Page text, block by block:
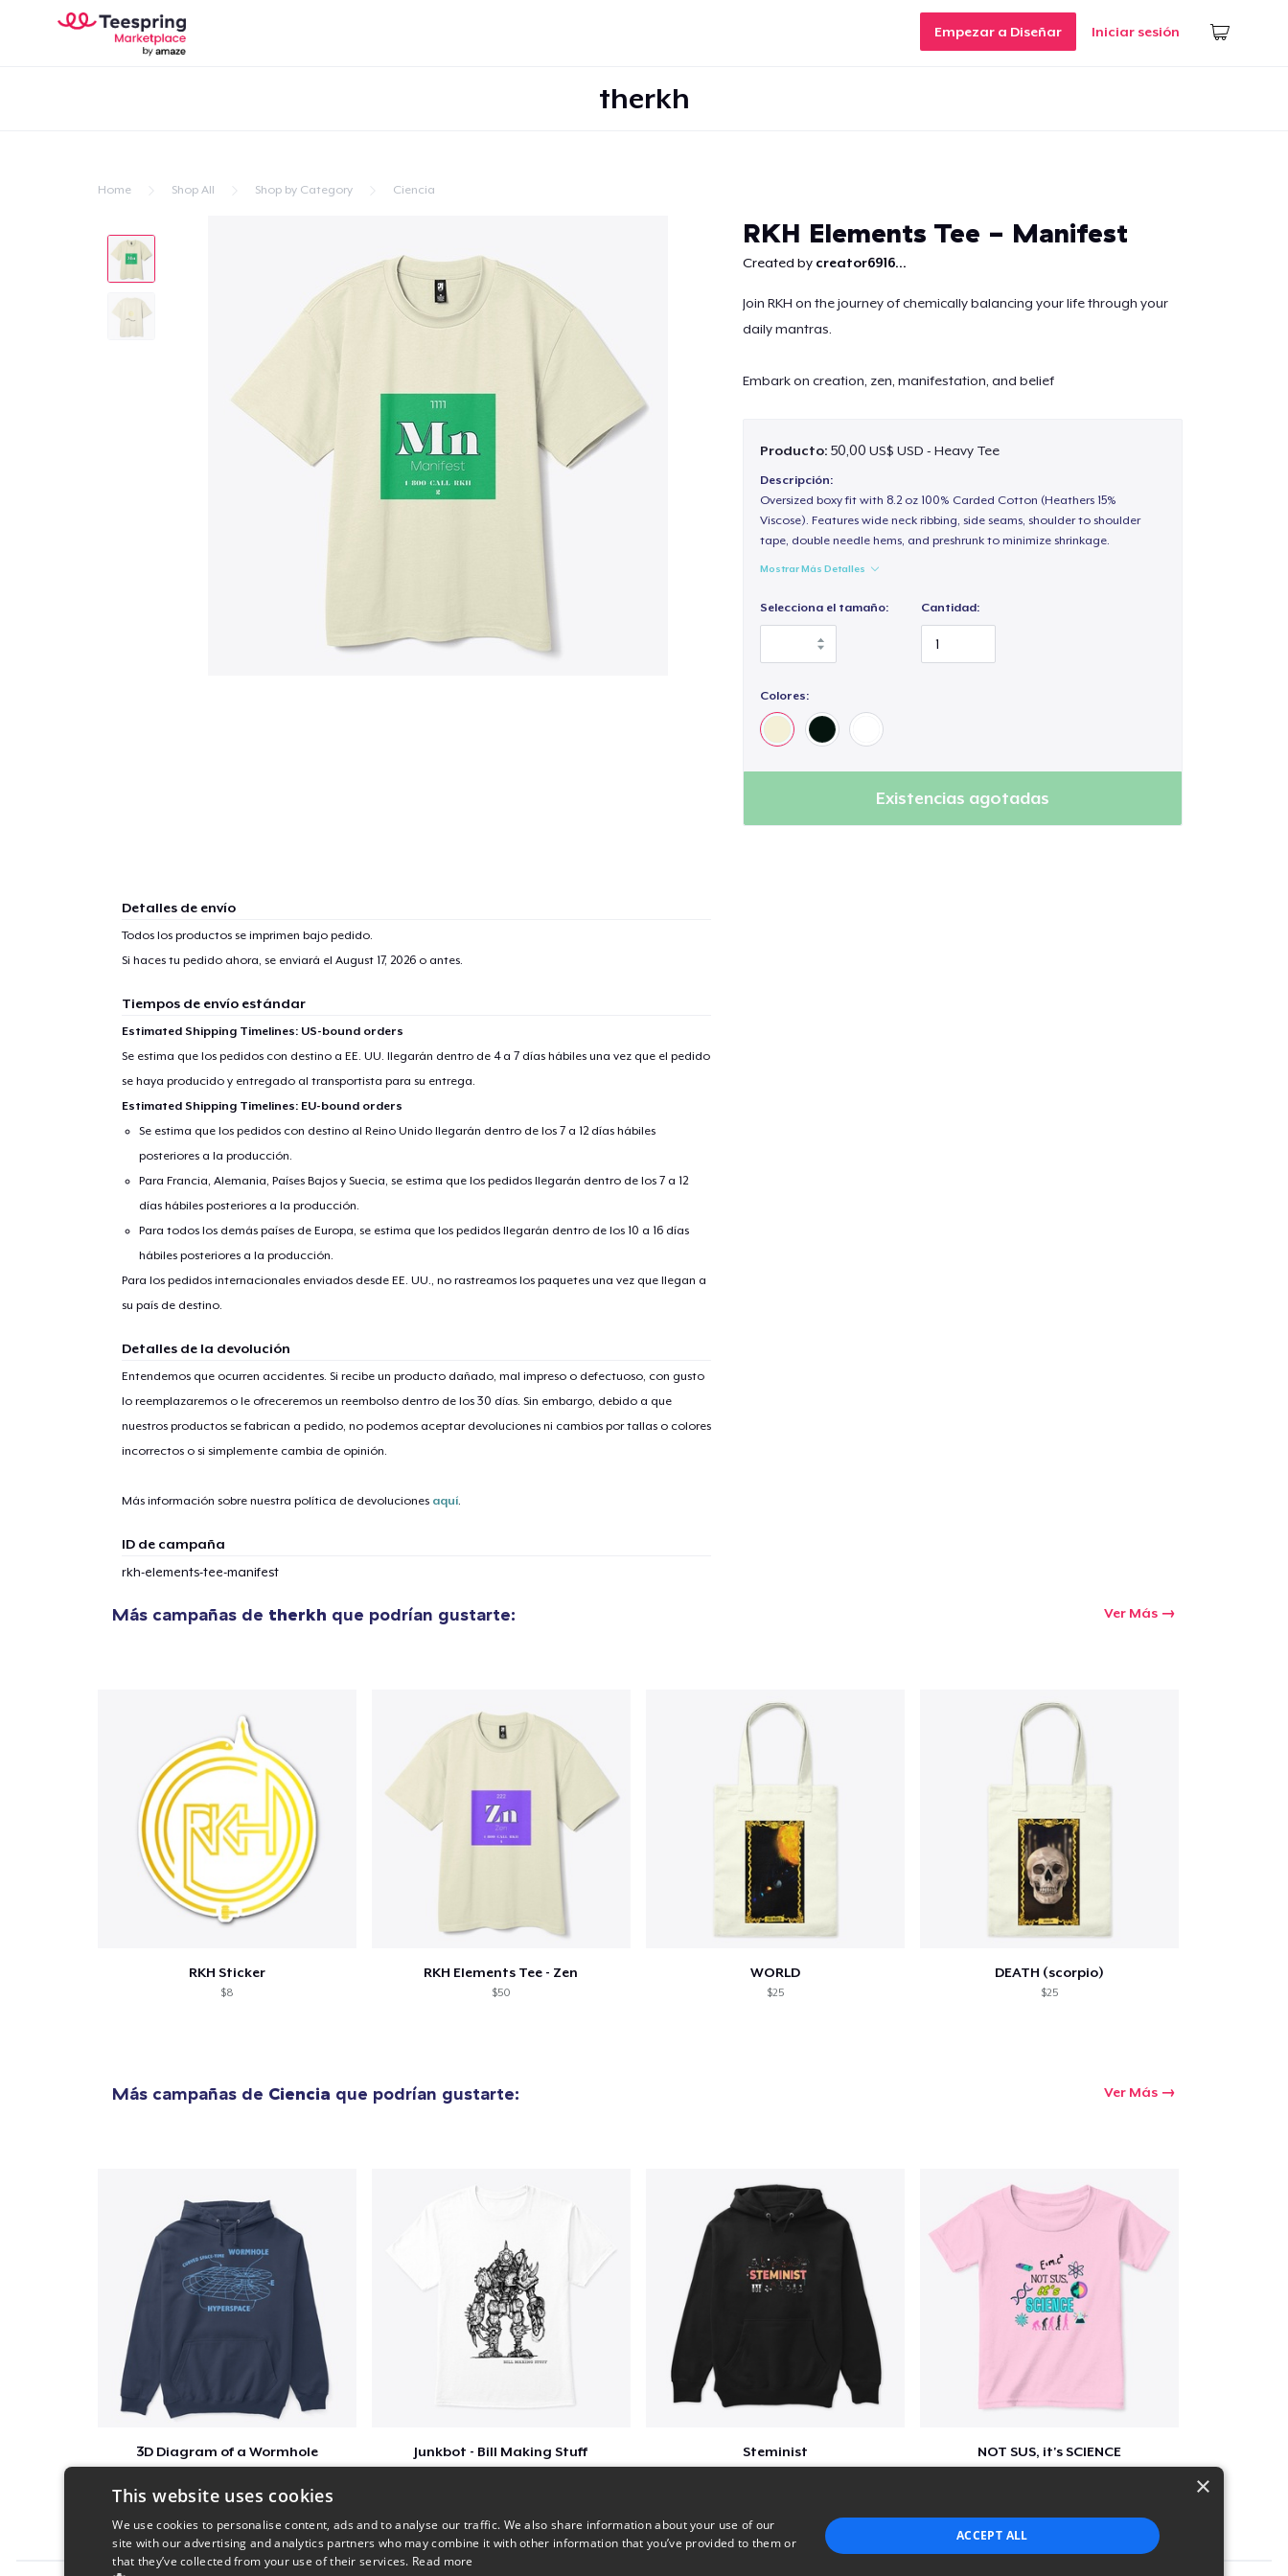
Empezar a Diseñar Iniciar sesión
therkh
Home Shop All Shop by Category Ciencia
RKH Elements Tee - Manifest
Created by creator6916...
Join RKH on the journey of chemically balancing your life through your
daily mantras.
Embark on creation, zen, manifestation, and belief
Producto: 50,00 US$ USD - Heavy Tee
Descripción:
Oversized boxy fit with 8.2 oz 100% Carded Cotton (Heathers 15%
Viscose). Features wide neck ribbing, side seams, shoulder to shoulder
tape, double needle hems, and preshrunk to minimize shrinkage.
Mostrar Más Detalles
Selecciona el tamaño: Cantidad:
Colores:
Existencias agotadas
Detalles de envío
Todos los productos se imprimen bajo pedido.
Si haces tu pedido ahora, se enviará el August 17, 2026o antes.
Tiempos de envío estándar
Estimated Shipping Timelines: US-bound orders
Se estima que los pedidos con destino a EE. UU. llegarán dentro de 4 a 7 días hábiles una vez que el pedido
se haya producido y entregado al transportista para su entrega.
Estimated Shipping Timelines: EU-bound orders
Se estima que los pedidos con destino al Reino Unido llegarán dentro de los 7 a 12 días hábiles
posteriores a la producción.
Para Francia, Alemania, Países Bajos y Suecia, se estima que los pedidos llegarán dentro de los 7 a 12
días hábiles posteriores a la producción.
Para todos los demás países de Europa, se estima que los pedidos llegarán dentro de los 10 a 16 días
hábiles posteriores a la producción.
Para los pedidos internacionales enviados desde EE. UU., no rastreamos los paquetes una vez que llegan a
su país de destino.
Detalles de la devolución
Entendemos que ocurren accidentes. Si recibe un producto dañado, mal impreso o defectuoso, con gusto
lo reemplazaremos o le ofreceremos un reembolso dentro de los 30 días. Sin embargo, debido a que
nuestros productos se fabrican a pedido, no podemos aceptar devoluciones ni cambios por tallas o colores
incorrectos o si simplemente cambia de opinión.
Más información sobre nuestra política de devoluciones aquí.
ID de campaña
rkh-elements-tee-manifest
Más campañas de therkh que podrían gustarte: Ver Más
RKH Sticker
$8
RKH Elements Tee - Zen
$50
WORLD
$25
DEATH (scorpio)
$25
Más campañas de Ciencia que podrían gustarte: Ver Más
3D Diagram of a Wormhole Junkbot - Bill Making Stuff Steminist NOT SUS, it's SCIENCE
1artículo añadido al carrito
Finalizar y pagar pedido
×
This website uses cookies
We use cookies to personalise content, ads and to analyse our traffic. We also share information about your use of our
site with our advertising and analytics partners who may combine it with other information that you’ve provided to them or
that they’ve collected from your use of their services. Read more
ACCEPT ALL